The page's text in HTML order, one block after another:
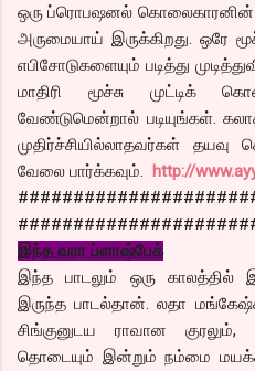
ஒரு ப்ரொபஷனல் கொலைகாரனின்
அருமையாய் இருக்கிறது. ஒரே
எபிசோடுகளையும் படித்து
மாதிரி மூச்சு முட்டிக்
வேண்டுமென்றால் படியுங்கள்.
முதிர்ச்சியில்லாதவர்கள்
வேலை பார்க்கவும். http://
இந்த வார ப்ளாஷ்பேக்
இந்த பாடலும் ஒரு
இருந்த பாடல்தான். லதா
சிங்குனுடய ராவான குரலும்,
தொடையும் இன்றும் நம்மை